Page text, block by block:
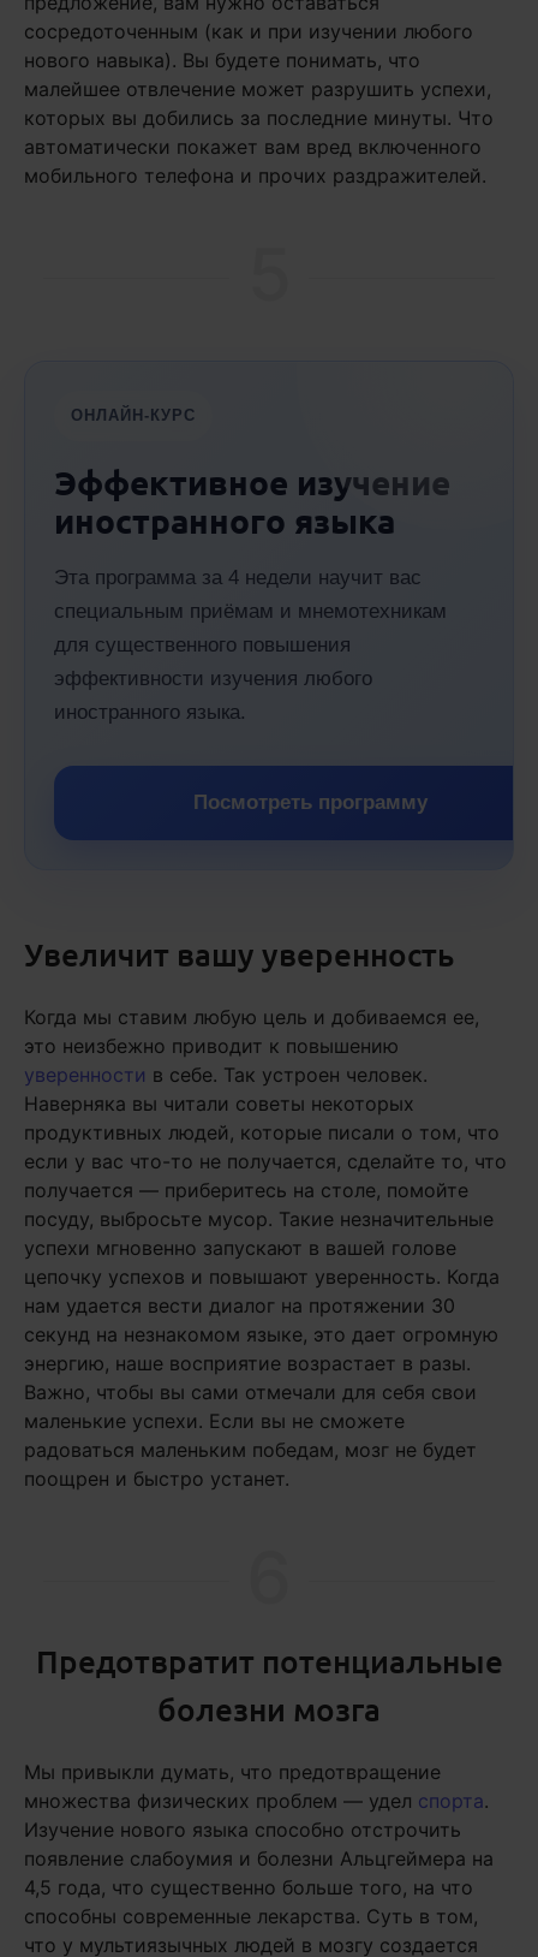
сосредоточенным (как и при изучении любого
нового навыка). Вы будете понимать, что
малейшее отвлечение может разрушить успехи,
которых вы добились за последние минуты. Что
автоматически покажет вам вред включенного
мобильного телефона и прочих раздражителей.
ОНЛАЙН-КУРС
Эффективное изучение
иностранного языка
Эта программа за 4 недели научит вас
специальным приёмам и мнемотехникам
для существенного повышения
эффективности изучения любого
иностранного языка.
Посмотреть программу
Увеличит вашу уверенность
Когда мы ставим любую цель и добиваемся ее,
это неизбежно приводит к повышению
уверенности в себе. Так устроен человек.
Наверняка вы читали советы некоторых
продуктивных людей, которые писали о том, что
если у вас что-то не получается, сделайте то, что
получается — приберитесь на столе, помойте
посуду, выбросьте мусор. Такие незначительные
успехи мгновенно запускают в вашей голове
цепочку успехов и повышают уверенность. Когда
нам удается вести диалог на протяжении 30
секунд на незнакомом языке, это дает огромную
энергию, наше восприятие возрастает в разы.
Важно, чтобы вы сами отмечали для себя свои
маленькие успехи. Если вы не сможете
радоваться маленьким победам, мозг не будет
поощрен и быстро устанет.
Предотвратит потенциальные
болезни мозга
Мы привыкли думать, что предотвращение
множества физических проблем — удел спорта.
Изучение нового языка способно отстрочить
появление слабоумия и болезни Альцгеймера на
4,5 года, что существенно больше того, на что
способны современные лекарства. Суть в том,
что у мультиязычных людей в мозгу создается